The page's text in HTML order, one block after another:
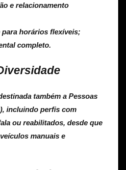
e relacionamento
horários flexíveis;
completo.
também a Pessoas
, incluindo perfis com
ou reabilitados, desde que
manuais e